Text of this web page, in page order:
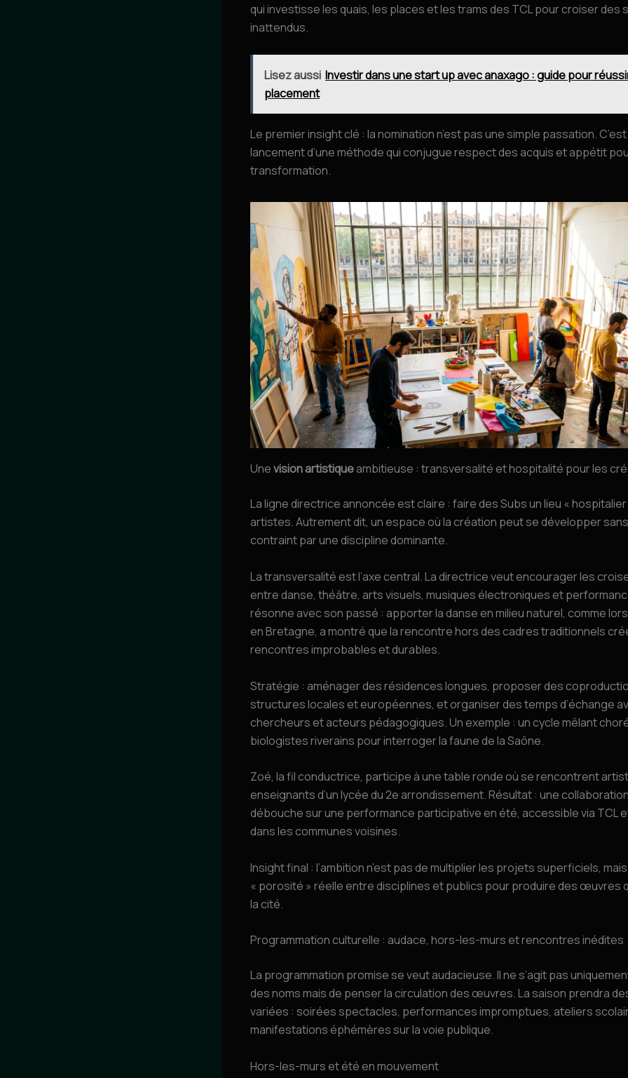
qui investisse les quais, les places et les trams des TCL pour croiser
inattendus.
Lisez aussi Investir dans une start up avec anaxago : guide pour
placement
Le premier insight clé : la nomination n’est pas une simple passation.
lancement d’une méthode qui conjugue respect des acquis et appétit
transformation.
Unevision artistiqueambitieuse : transversalité et hospitalité pour les
La ligne directrice annoncée est claire : faire des Subs un lieu «
artistes. Autrement dit, un espace où la création peut se développer
contraint par une discipline dominante.
La transversalité est l’axe central. La directrice veut encourager les
entre danse, théâtre, arts visuels, musiques électroniques et
résonne avec son passé : apporter la danse en milieu naturel, comme
en Bretagne, a montré que la rencontre hors des cadres traditionnels
rencontres improbables et durables.
Stratégie : aménager des résidences longues, proposer des
structures locales et européennes, et organiser des temps d’échange
chercheurs et acteurs pédagogiques. Un exemple : un cycle mêlant
biologistes riverains pour interroger la faune de la Saône.
Zoé, la fil conductrice, participe à une table ronde où se rencontrent
enseignants d’un lycée du 2e arrondissement. Résultat : une
débouche sur une performance participative en été, accessible via TCL
dans les communes voisines.
Insight final : l’ambition n’est pas de multiplier les projets superficiels,
« porosité » réelle entre disciplines et publics pour produire des œuvres
la cité.
Programmation culturelle : audace, hors-les-murs et rencontres inédites
La programmation promise se veut audacieuse. Il ne s’agit pas
des noms mais de penser la circulation des œuvres. La saison prendra
variées : soirées spectacles, performances impromptues, ateliers
manifestations éphémères sur la voie publique.
Hors-les-murs et été en mouvement